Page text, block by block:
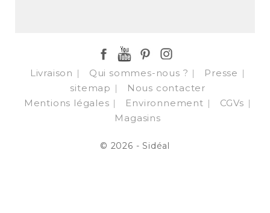
Facebook
YouTubePinterest
Livraison
Qui sommes-nous ?
Presse
sitemap
Nous contacter
Mentions légales
Environnement
CGVs
Magasins
© 2026 - Sidéal